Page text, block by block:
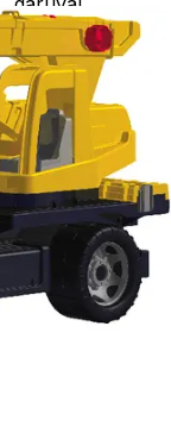
19990Ft
raktáron
1190
2190
átvétel: